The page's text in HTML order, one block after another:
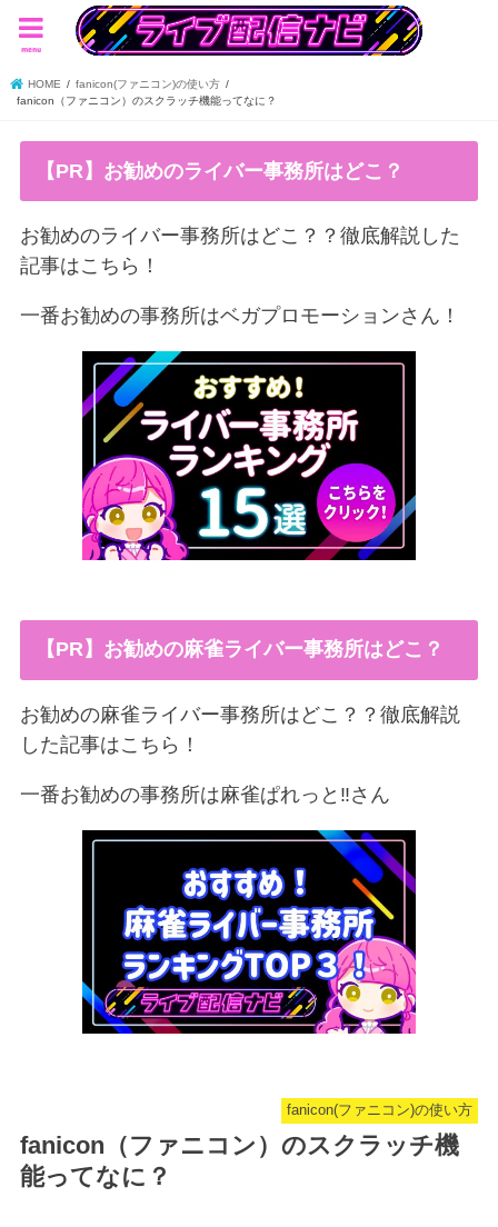
menu
HOME
fanicon(ファニコン)の使い方
fanicon（ファニコン）のスクラッチ機能ってなに？
【PR】お勧めのライバー事務所はどこ？
お勧めのライバー事務所はどこ？？徹底解説した
記事はこちら！
一番お勧めの事務所はベガプロモーションさん！
【PR】お勧めの麻雀ライバー事務所はどこ？
お勧めの麻雀ライバー事務所はどこ？？徹底解説
した記事はこちら！
一番お勧めの事務所は麻雀ぱれっと‼︎さん
fanicon(ファニコン)の使い方
fanicon（ファニコン）のスクラッチ機
能ってなに？